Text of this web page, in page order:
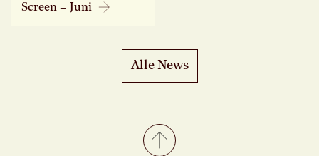
Screen – Juni
Alle News